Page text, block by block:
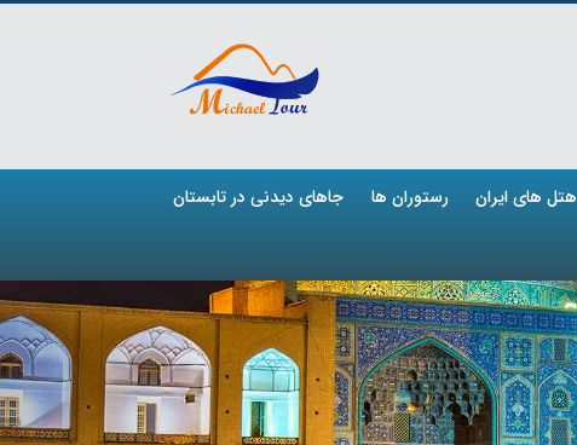
هتل های ایران رستوران ها جاهای دیدنی در تابستان